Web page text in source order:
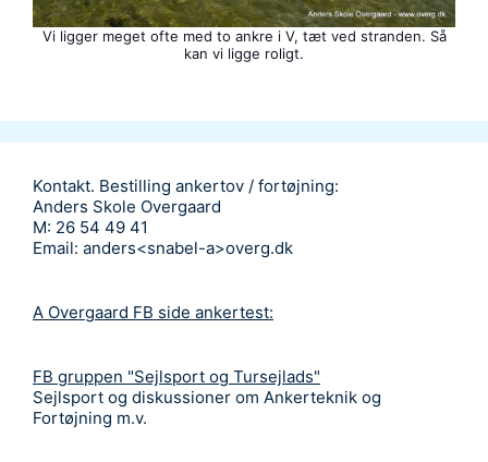
Vi ligger meget ofte med to ankre i V, tæt ved stranden. Så
kan vi ligge roligt.
Kontakt. Bestilling ankertov / fortøjning:
Anders Skole Overgaard
M: 26 54 49 41
Email: anders<snabel-a>overg.dk
A Overgaard FB side ankertest:
FB gruppen "Sejlsport og Tursejlads"
Sejlsport og diskussioner om Ankerteknik og
Fortøjning m.v.